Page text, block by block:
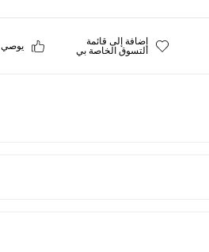
إضافة إلى قائمة
التسوق الخاصة بي
يوصي